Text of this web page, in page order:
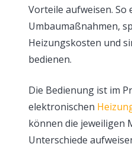
Vorteile aufweisen.
Umbaumaßnahmen,
Heizungskosten und
bedienen.
Die Bedienung ist im
elektronischen
können die jeweiligen
Unterschiede